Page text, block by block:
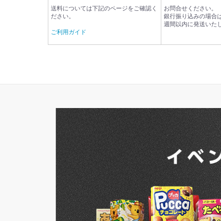
送料については下記のページをご確認く
ださい。
ご利用ガイド
お問合せください。
銀行振り込みの場合
週間以内に発送いた